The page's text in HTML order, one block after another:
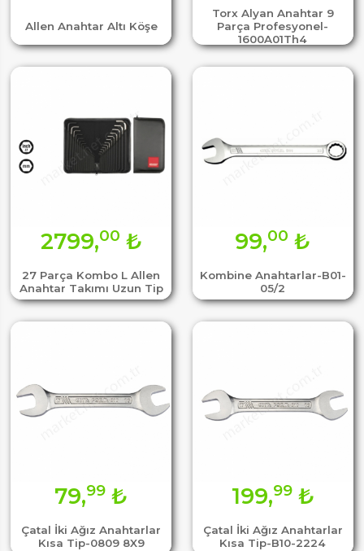
Allen Anahtar Altı Köşe
Torx Alyan Anahtar 9
Parça Profesyonel-
1600A01Th4
27 Parça Kombo L Allen
Anahtar Takımı Uzun Tip
2799,00 ₺
Kombine Anahtarlar-B01-
05/2
99,00 ₺
Çatal İki Ağız Anahtarlar
Kısa Tip-0809 8X9
79,99 ₺
Çatal İki Ağız Anahtarlar
Kısa Tip-B10-2224
199,99₺